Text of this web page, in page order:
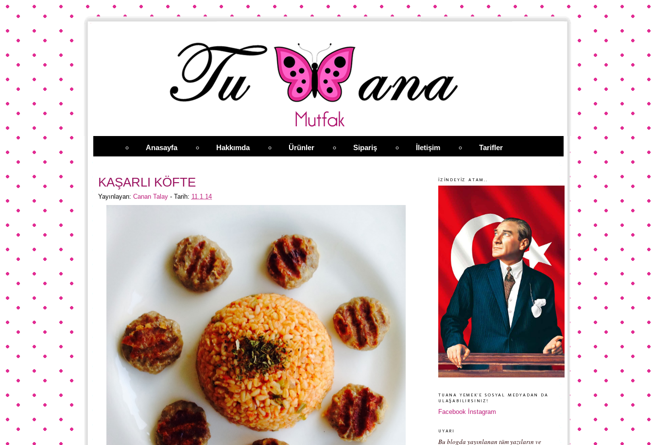
Tarifler
İletişim
Sipariş
Ürünler
Hakkımda
Anasayfa
KAŞARLI KÖFTE
Yayınlayan: Canan Talay - Tarih: 11.1.14
İZİNDEYİZ ATAM..
TUANA YEMEK'E SOSYAL MEDYADAN DA
ULAŞABILIRSINIZ!
Facebook İnstagram
UYARI
Bu blogda yayınlanan tüm yazıların ve